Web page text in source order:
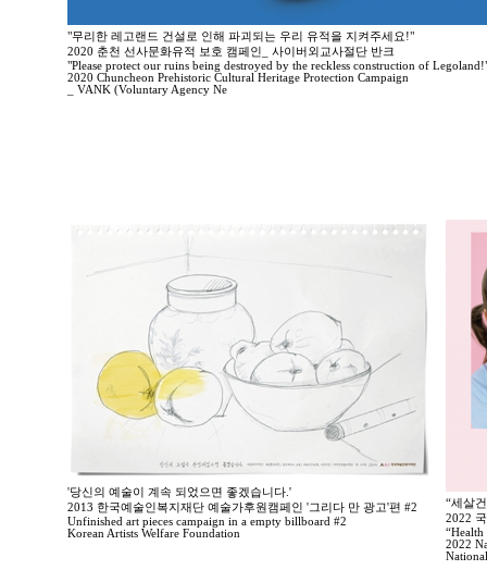
"무리한 레고랜드 건설로 인해 파괴되는 우리 유적을 지켜주세요!"
2020 춘천 선사문화유적 보호 캠페인_ 사이버외교사절단 반크
"Please protect our ruins being destroyed by the reckless construction of
2020 Chuncheon Prehistoric Cultural Heritage Protection Campaign
_ VANK (Voluntary Agency Ne
'당신의 예술이 계속 되었으면 좋겠습니다.'
2013 한국예술인복지재단 예술가후원캠페인 '그리다 만 광고'편 #2
Unfinished art pieces campaign in a empty billboard #2
Korean Artists Welfare Foundation
“세살
2022
2022